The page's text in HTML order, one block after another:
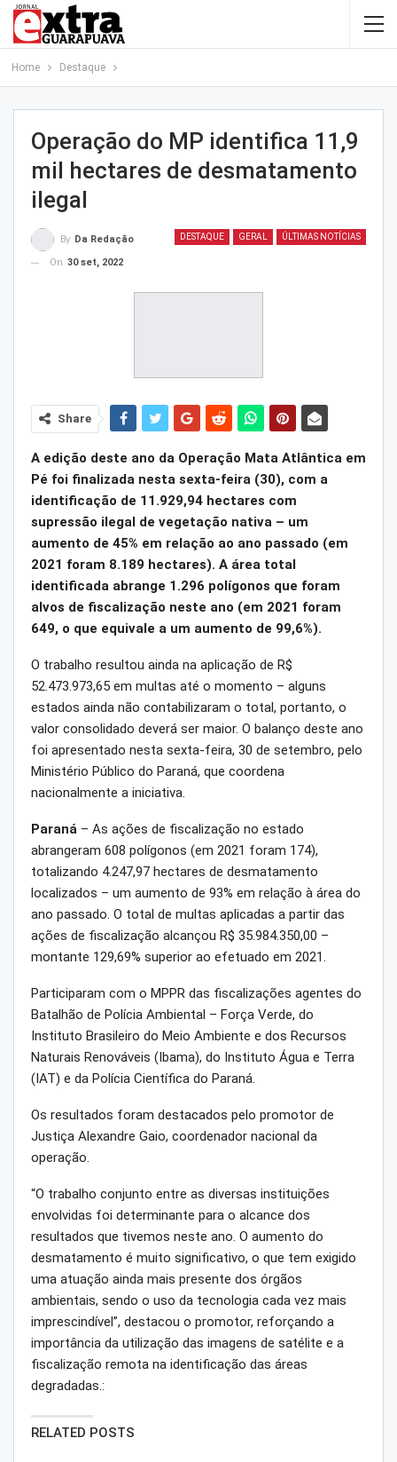
Home Destaque
Operação do MP identifica 11,9
mil hectares de desmatamento
ilegal
DESTAQUE GERAL ÚLTIMAS NOTÍCIAS
By Da Redação
On 30 set, 2022
Share
A edição deste ano da Operação Mata Atlântica em
Pé foi finalizada nesta sexta-feira (30), com a
identificação de 11.929,94 hectares com
supressão ilegal de vegetação nativa – um
aumento de 45% em relação ao ano passado (em
2021 foram 8.189 hectares). A área total
identificada abrange 1.296 polígonos que foram
alvos de fiscalização neste ano (em 2021 foram
649, o que equivale a um aumento de 99,6%).
O trabalho resultou ainda na aplicação de R$
52.473.973,65 em multas até o momento – alguns
estados ainda não contabilizaram o total, portanto, o
valor consolidado deverá ser maior. O balanço deste ano
foi apresentado nesta sexta-feira, 30 de setembro, pelo
Ministério Público do Paraná, que coordena
nacionalmente a iniciativa.
Paraná – As ações de fiscalização no estado
abrangeram 608 polígonos (em 2021 foram 174),
totalizando 4.247,97 hectares de desmatamento
localizados – um aumento de 93% em relação à área do
ano passado. O total de multas aplicadas a partir das
ações de fiscalização alcançou R$ 35.984.350,00 –
montante 129,69% superior ao efetuado em 2021.
Participaram com o MPPR das fiscalizações agentes do
Batalhão de Polícia Ambiental – Força Verde, do
Instituto Brasileiro do Meio Ambiente e dos Recursos
Naturais Renováveis (Ibama), do Instituto Água e Terra
(IAT) e da Polícia Científica do Paraná.
Os resultados foram destacados pelo promotor de
Justiça Alexandre Gaio, coordenador nacional da
operação.
“O trabalho conjunto entre as diversas instituições
envolvidas foi determinante para o alcance dos
resultados que tivemos neste ano. O aumento do
desmatamento é muito significativo, o que tem exigido
uma atuação ainda mais presente dos órgãos
ambientais, sendo o uso da tecnologia cada vez mais
imprescindível”, destacou o promotor, reforçando a
importância da utilização das imagens de satélite e a
fiscalização remota na identificação das áreas
degradadas.:
RELATED POSTS